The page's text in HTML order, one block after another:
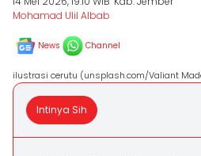
Mohamad Ulil Albab
News Channel
ilustrasi cerutu (unsplash.com/Valiant
Intinya Sih